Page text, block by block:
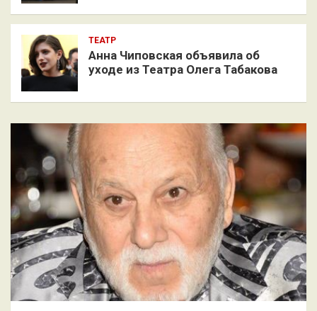
ТЕАТР
Анна Чиповская объявила об
уходе из Театра Олега Табакова